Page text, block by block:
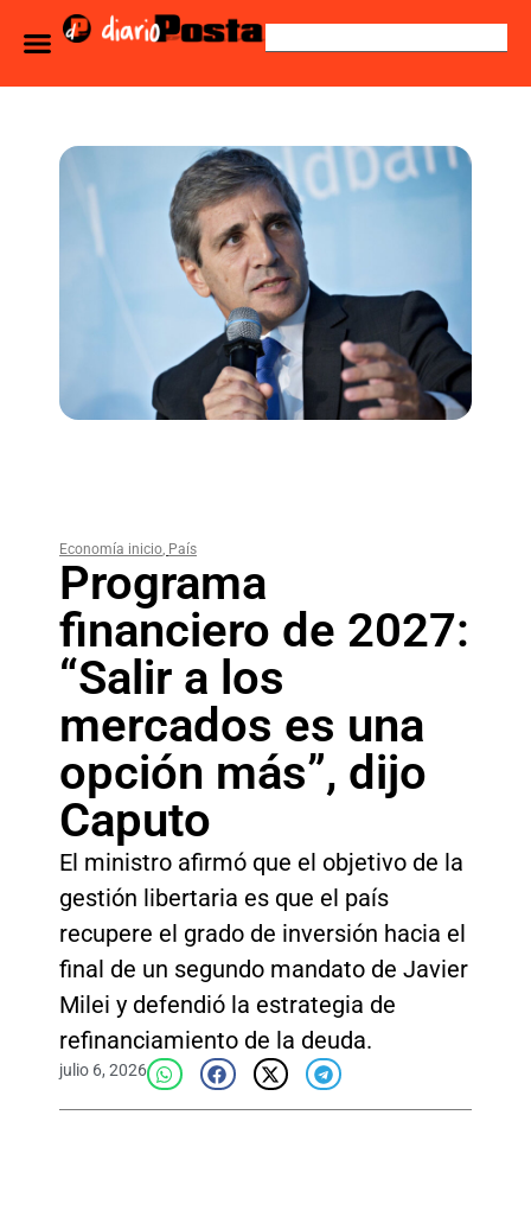
Economía inicio, País
Programa
financiero de 2027:
“Salir a los
mercados es una
opción más”, dijo
Caputo
El ministro afirmó que el objetivo de la
gestión libertaria es que el país
recupere el grado de inversión hacia el
final de un segundo mandato de Javier
Milei y defendió la estrategia de
refinanciamiento de la deuda.
julio 6, 2026